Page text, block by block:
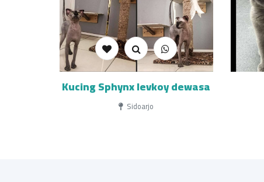
Kucing Sphynx levkoy dewasa
Sidoarjo